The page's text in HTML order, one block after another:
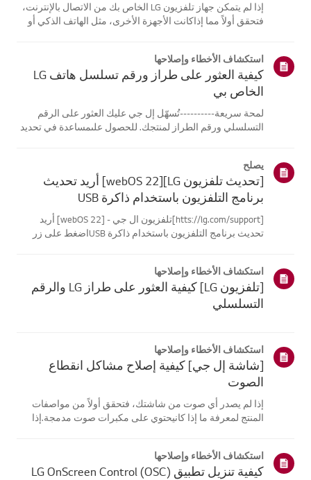
إذا لم يتمكن جهاز تلفزيون LG الخاص بك من الاتصال بالإنترنت،
فتحقق أولاً مما إذاكانت الأجهزة الأخرى، مثل الهاتف الذكي أو
تكمن في جها...
استكشاف الأخطاء وإصلاحها
كيفية العثور على طراز ورقم تسلسل هاتف LG
الخاص بي
لمحة سريعة----------تُسهّل إل جي عليك العثور على الرقم
التسلسلي ورقم الطراز لمنتجك. للحصول علىمساعدة في تحديد
تختلف الصور أو ا...
يصلح
[تحديث تلفزيون LG][webOS 22] أريد تحديث
برنامج التلفزيون باستخدام ذاكرة USB
[htts://lg.com/support]تلفزيون ال جي - [webOS 22] أريد
تحديث برنامج التلفزيون باستخدام ذاكرة USBاضغط على زر
قائمة دعم ال...
استكشاف الأخطاء وإصلاحها
[تلفزيون LG] كيفية العثور على طراز LG والرقم
التسلسلي
استكشاف الأخطاء وإصلاحها
[شاشة إل جي] كيفية إصلاح مشاكل انقطاع
الصوت
إذا لم يصدر أي صوت من شاشتك، فتحقق أولاً من مواصفات
المنتج لمعرفة ما إذا كانيحتوي على مكبرات صوت مدمجة.إذا
USB-C) وإعدادات إخراج الص...
استكشاف الأخطاء وإصلاحها
كيفية تنزيل تطبيق LG OnScreen Control (OSC)